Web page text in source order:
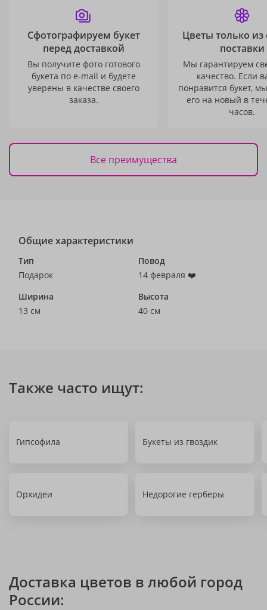
Сфотографируем букет
перед доставкой
Вы получите фото готового
букета по e-mail и будете
уверены в качестве своего
заказа.
Цветы только из
поставки
Мы гарантируем
качество. Если
понравится букет,
его на новый в
часов.
Все преимущества
Общие характеристики
Тип
Подарок
Повод
14 февраля ❤️
Ширина
13 см
Высота
40 см
Также часто ищут:
Гипсофила Букеты из гвоздик
Орхидеи Недорогие герберы
Доставка цветов в любой город
России: